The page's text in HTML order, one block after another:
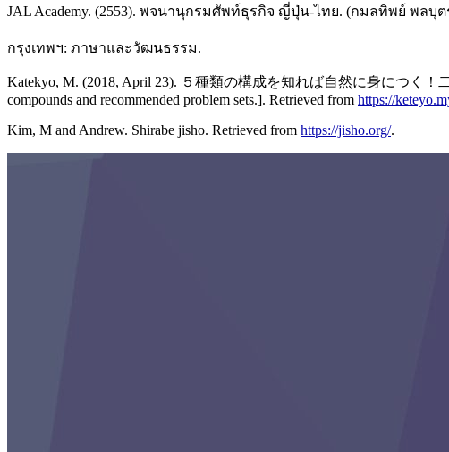
JAL Academy. (2553). พจนานุกรมศัพท์ธุรกิจ ญี่ปุ่น-ไทย. (กมลทิพย์ พลบุ
กรุงเทพฯ: ภาษาและวัฒนธรรม.
Katekyo, M. (2018, April 23). ５種類の構成を知れば自然に身につく！
compounds and recommended problem sets.]. Retrieved from https://
Kim, M and Andrew. Shirabe jisho. Retrieved from https://jisho.org/.